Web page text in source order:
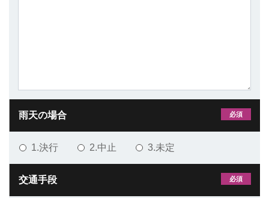
雨天の場合 必須
1.決行 2.中止 3.未定
交通手段 必須